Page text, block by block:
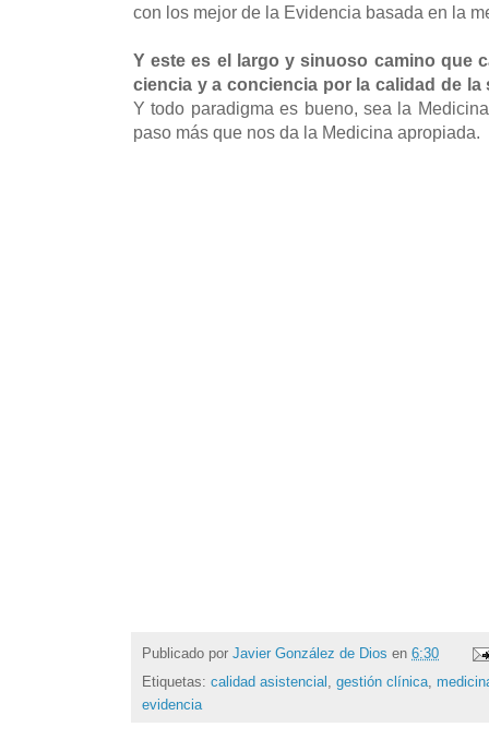
con los mejor de la Evidencia basada en la
Y este es el largo y sinuoso camino que
ciencia y a conciencia por la calidad de
Y todo paradigma es bueno, sea la
paso más que nos da la Medicina apropiada.
Publicado por Javier González de Dios en 6:30
Etiquetas: calidad asistencial , gestión clínica,
evidencia